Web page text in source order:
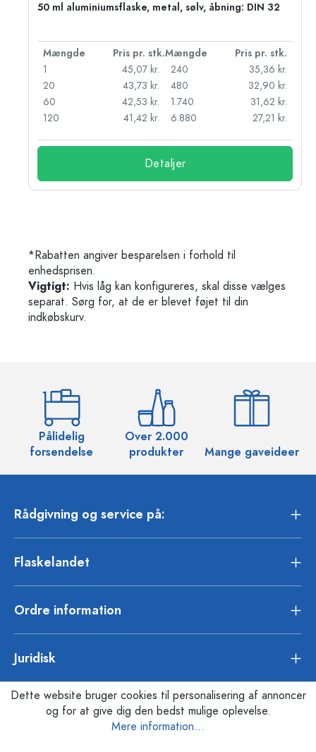
50 ml aluminiumsflaske, metal, sølv, åbning: DIN 32
Mængde Pris pr. stk.Mængde
Pris pr. stk.
1
45,07 kr.
20
43,73 kr.
60
42,53 kr.
120
41,42 kr.
240
35,36 kr.
480
32,90 kr.
1.740
31,62 kr.
6.880
27,21 kr.
Detaljer
*Rabatten angiver besparelsen i forhold til
enhedsprisen.
Vigtigt: Hvis låg kan konfigureres, skal disse vælges
separat. Sørg for, at de er blevet føjet til din
indkøbskurv.
Pålidelig
forsendelse
Over 2.000
produkter
Mange gaveideer
Rådgivning og service på:
Flaskelandet
Ordre information
Juridisk
Dette website bruger cookies til personalisering af annoncer
og for at give dig den bedst mulige oplevelse.
Mere information...